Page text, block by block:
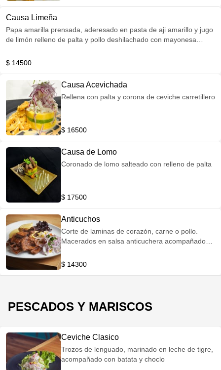
Causa Limeña
Papa amarilla prensada, aderesado en pasta de aji amarillo y jugo
de limón relleno de palta y pollo deshilachado con mayonesa
$ 14500
Causa Acevichada
Rellena con palta y corona de ceviche carretillero
$ 16500
Causa de Lomo
Coronado de lomo salteado con relleno de palta
$ 17500
Anticuchos
Corte de laminas de corazón, carne o pollo.
Macerados en salsa anticuchera acompañados
$ 14300
PESCADOS Y MARISCOS
Ceviche Clasico
Trozos de lenguado, marinado en leche de tigre,
acompañado con batata y choclo